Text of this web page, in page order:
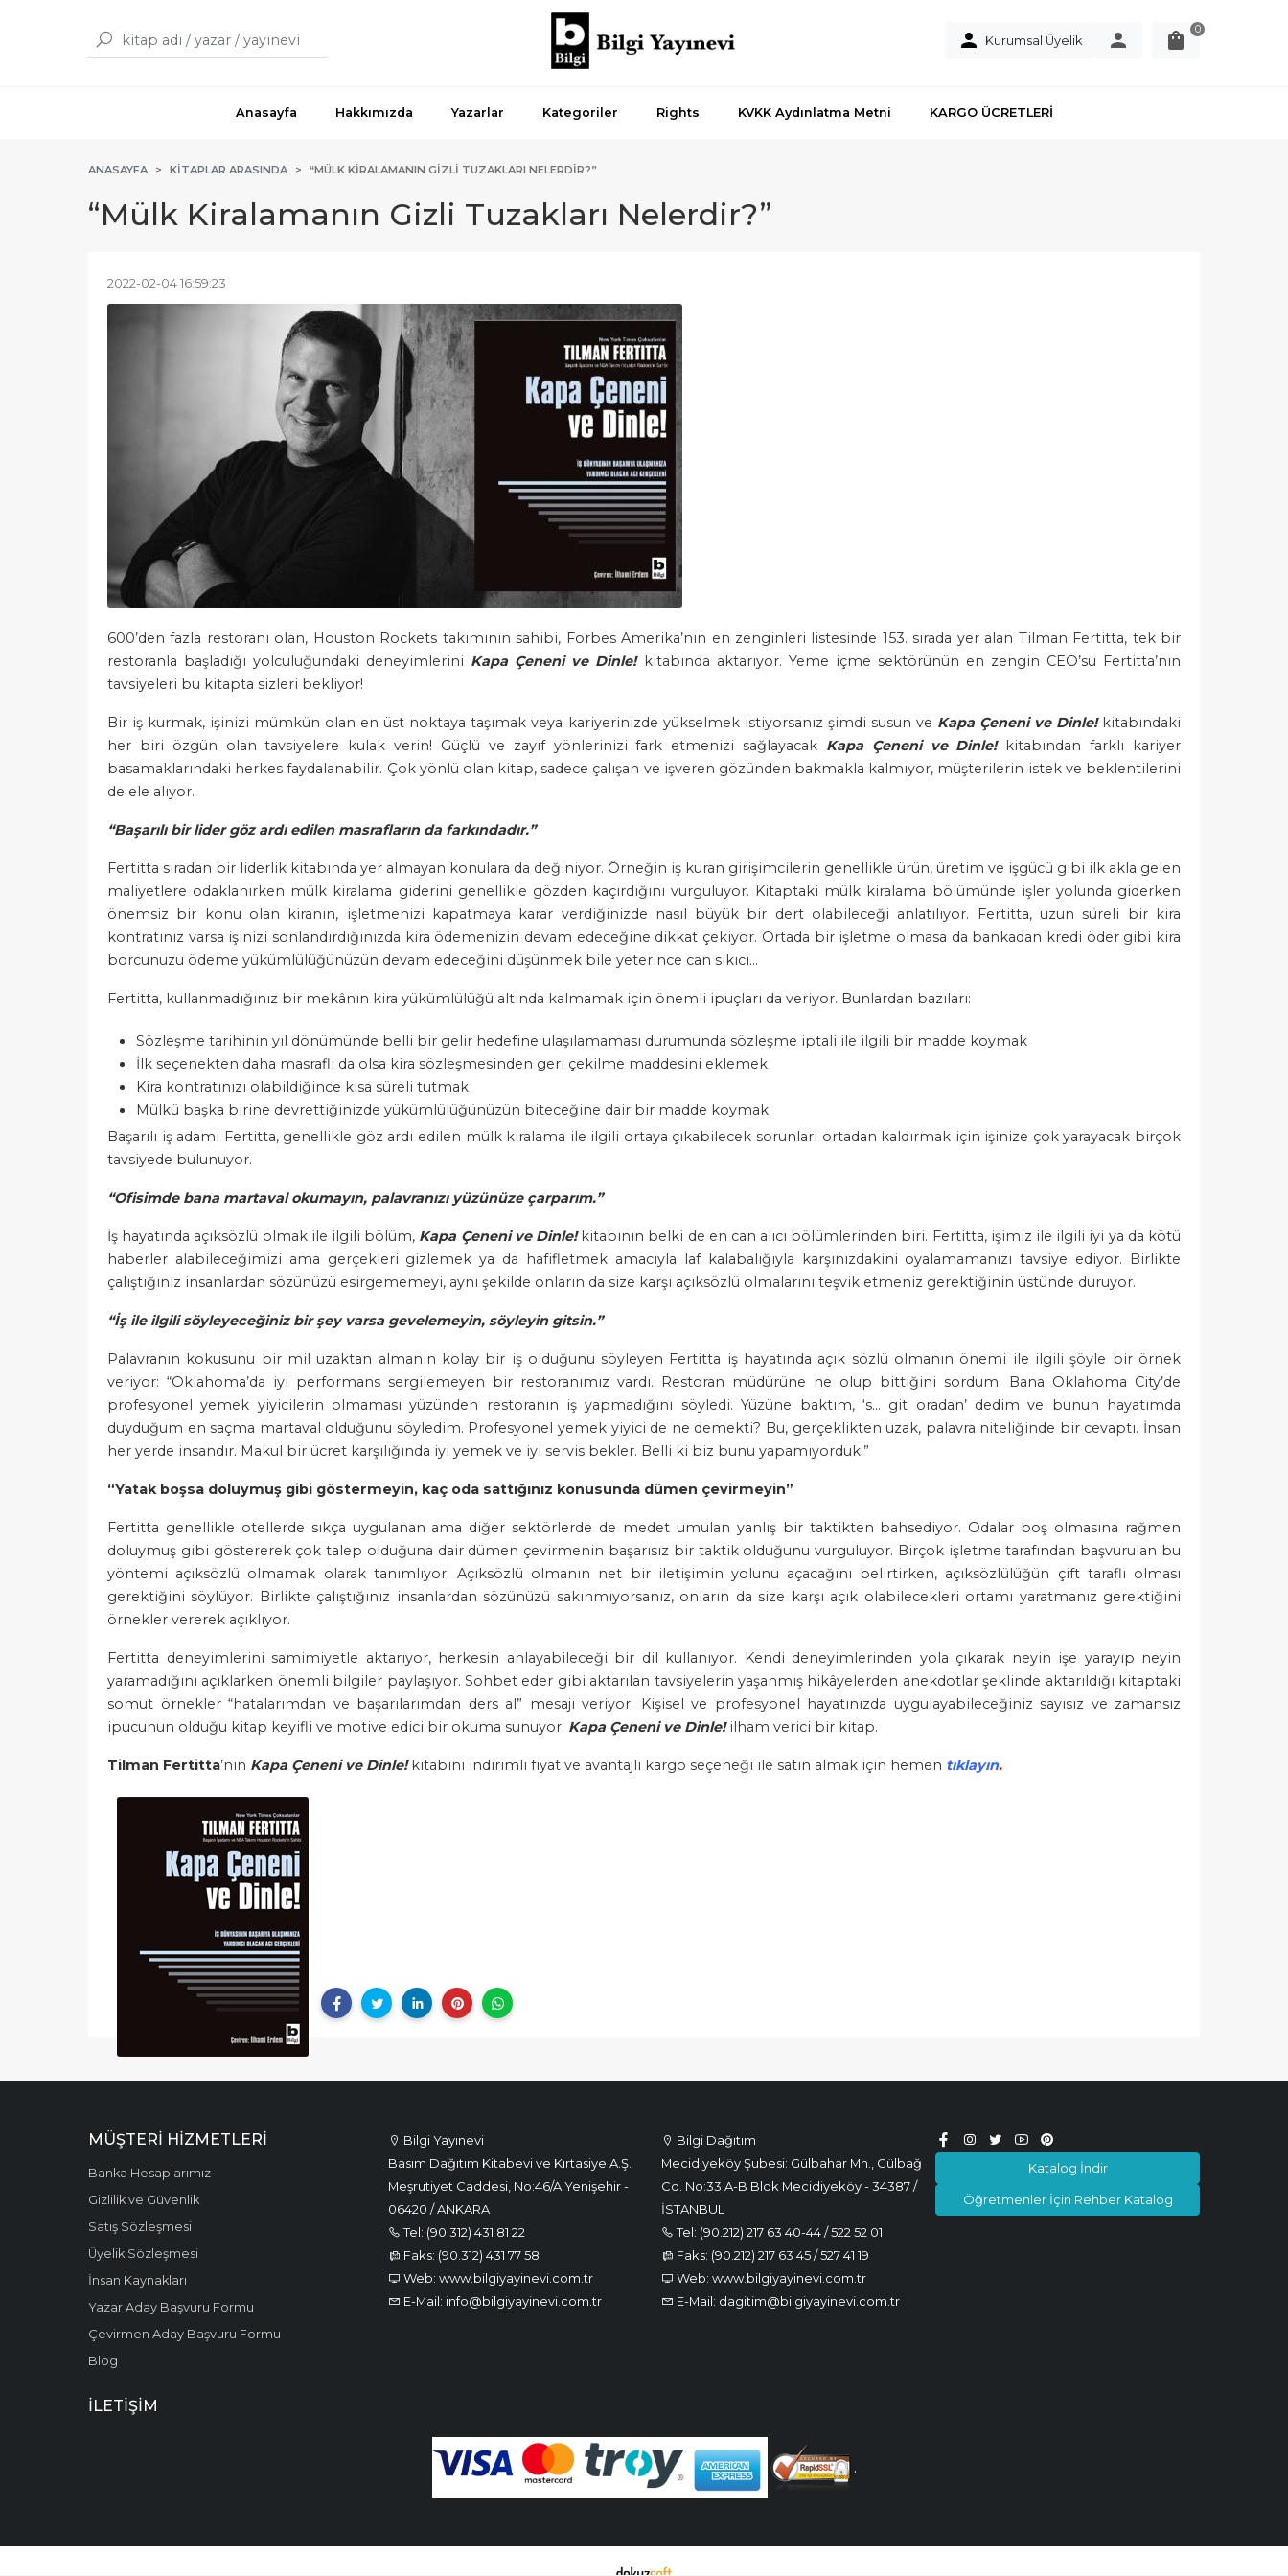
Kurumsal Üyelik
0
Anasayfa Hakkımızda Yazarlar Kategoriler Rights KVKK Aydınlatma Metni KARGO ÜCRETLERİ
ANASAYFA KITAPLAR ARASINDA “MÜLK KIRALAMANIN GIZLI TUZAKLARI NELERDIR?”
“Mülk Kiralamanın Gizli Tuzakları Nelerdir?”
2022-02-04 16:59:23
600’den fazla restoranı olan, Houston Rockets takımının sahibi, Forbes Amerika’nın en zenginleri listesinde 153. sırada yer alan Tilman Fertitta, tek bir
restoranla başladığı yolculuğundaki deneyimlerini Kapa Çeneni ve Dinle!kitabında aktarıyor. Yeme içme sektörünün en zengin CEO’su Fertitta’nın
tavsiyeleri bu kitapta sizleri bekliyor!
Bir iş kurmak, işinizi mümkün olan en üst noktaya taşımak veya kariyerinizde yükselmek istiyorsanız şimdi susun ve Kapa Çeneni ve Dinle!kitabındaki
her biri özgün olan tavsiyelere kulak verin! Güçlü ve zayıf yönlerinizi fark etmenizi sağlayacak Kapa Çeneni ve Dinle!kitabından farklı kariyer
basamaklarındaki herkes faydalanabilir. Çok yönlü olan kitap, sadece çalışan ve işveren gözünden bakmakla kalmıyor, müşterilerin istek ve beklentilerini
de ele alıyor.
“Başarılı bir lider göz ardı edilen masrafların da farkındadır.”
Fertitta sıradan bir liderlik kitabında yer almayan konulara da değiniyor. Örneğin iş kuran girişimcilerin genellikle ürün, üretim ve işgücü gibi ilk akla gelen
maliyetlere odaklanırken mülk kiralama giderini genellikle gözden kaçırdığını vurguluyor. Kitaptaki mülk kiralama bölümünde işler yolunda giderken
önemsiz bir konu olan kiranın, işletmenizi kapatmaya karar verdiğinizde nasıl büyük bir dert olabileceği anlatılıyor. Fertitta, uzun süreli bir kira
kontratınız varsa işinizi sonlandırdığınızda kira ödemenizin devam edeceğine dikkat çekiyor. Ortada bir işletme olmasa da bankadan kredi öder gibi kira
borcunuzu ödeme yükümlülüğünüzün devam edeceğini düşünmek bile yeterince can sıkıcı...
Fertitta, kullanmadığınız bir mekânın kira yükümlülüğü altında kalmamak için önemli ipuçları da veriyor. Bunlardan bazıları:
Sözleşme tarihinin yıl dönümünde belli bir gelir hedefine ulaşılamaması durumunda sözleşme iptali ile ilgili bir madde koymak
İlk seçenekten daha masraflı da olsa kira sözleşmesinden geri çekilme maddesini eklemek
Kira kontratınızı olabildiğince kısa süreli tutmak
Mülkü başka birine devrettiğinizde yükümlülüğünüzün biteceğine dair bir madde koymak
Başarılı iş adamı Fertitta, genellikle göz ardı edilen mülk kiralama ile ilgili ortaya çıkabilecek sorunları ortadan kaldırmak için işinize çok yarayacak birçok
tavsiyede bulunuyor.
“Ofisimde bana martaval okumayın, palavranızı yüzünüze çarparım.”
İş hayatında açıksözlü olmak ile ilgili bölüm, Kapa Çeneni ve Dinle!kitabının belki de en can alıcı bölümlerinden biri. Fertitta, işimiz ile ilgili iyi ya da kötü
haberler alabileceğimizi ama gerçekleri gizlemek ya da hafifletmek amacıyla laf kalabalığıyla karşınızdakini oyalamamanızı tavsiye ediyor. Birlikte
çalıştığınız insanlardan sözünüzü esirgememeyi, aynı şekilde onların da size karşı açıksözlü olmalarını teşvik etmeniz gerektiğinin üstünde duruyor.
“İş ile ilgili söyleyeceğiniz bir şey varsa gevelemeyin, söyleyin gitsin.”
Palavranın kokusunu bir mil uzaktan almanın kolay bir iş olduğunu söyleyen Fertitta iş hayatında açık sözlü olmanın önemi ile ilgili şöyle bir örnek
veriyor: “Oklahoma’da iyi performans sergilemeyen bir restoranımız vardı. Restoran müdürüne ne olup bittiğini sordum. Bana Oklahoma City’de
profesyonel yemek yiyicilerin olmaması yüzünden restoranın iş yapmadığını söyledi. Yüzüne baktım, ‘s… git oradan’ dedim ve bunun hayatımda
duyduğum en saçma martaval olduğunu söyledim. Profesyonel yemek yiyici de ne demekti? Bu, gerçeklikten uzak, palavra niteliğinde bir cevaptı. İnsan
her yerde insandır. Makul bir ücret karşılığında iyi yemek ve iyi servis bekler. Belli ki biz bunu yapamıyorduk.”
“Yatak boşsa doluymuş gibi göstermeyin, kaç oda sattığınız konusunda dümen çevirmeyin”
Fertitta genellikle otellerde sıkça uygulanan ama diğer sektörlerde de medet umulan yanlış bir taktikten bahsediyor. Odalar boş olmasına rağmen
doluymuş gibi göstererek çok talep olduğuna dair dümen çevirmenin başarısız bir taktik olduğunu vurguluyor. Birçok işletme tarafından başvurulan bu
yöntemi açıksözlü olmamak olarak tanımlıyor. Açıksözlü olmanın net bir iletişimin yolunu açacağını belirtirken, açıksözlülüğün çift taraflı olması
gerektiğini söylüyor. Birlikte çalıştığınız insanlardan sözünüzü sakınmıyorsanız, onların da size karşı açık olabilecekleri ortamı yaratmanız gerektiğini
örnekler vererek açıklıyor.
Fertitta deneyimlerini samimiyetle aktarıyor, herkesin anlayabileceği bir dil kullanıyor. Kendi deneyimlerinden yola çıkarak neyin işe yarayıp neyin
yaramadığını açıklarken önemli bilgiler paylaşıyor. Sohbet eder gibi aktarılan tavsiyelerin yaşanmış hikâyelerden anekdotlar şeklinde aktarıldığı kitaptaki
somut örnekler “hatalarımdan ve başarılarımdan ders al” mesajı veriyor. Kişisel ve profesyonel hayatınızda uygulayabileceğiniz sayısız ve zamansız
ipucunun olduğu kitap keyifli ve motive edici bir okuma sunuyor. Kapa Çeneni ve Dinle!ilham verici bir kitap.
Tilman Fertitta’nın Kapa Çeneni ve Dinle!kitabını indirimli fiyat ve avantajlı kargo seçeneği ile satın almak için hemen tıklayın.
Bilgi Yayınevi
Basım Dağıtım Kitabevi ve Kırtasiye A.Ş.
Meşrutiyet Caddesi, No:46/A Yenişehir -
06420 / ANKARA
Tel: (90.312) 431 81 22
Faks: (90.312) 431 77 58
Web: www.bilgiyayinevi.com.tr
E-Mail: info@bilgiyayinevi.com.tr
Bilgi Dağıtım
Mecidiyeköy Şubesi: Gülbahar Mh., Gülbağ
Cd. No:33 A-B Blok Mecidiyeköy - 34387 /
İSTANBUL
Tel: (90.212) 217 63 40-44 / 522 52 01
Faks: (90.212) 217 63 45 / 527 41 19
Web: www.bilgiyayinevi.com.tr
E-Mail: dagitim@bilgiyayinevi.com.tr
Katalog İndir
Öğretmenler İçin Rehber Katalog
MÜŞTERI HIZMETLERI
Banka Hesaplarımız
Gizlilik ve Güvenlik
Satış Sözleşmesi
Üyelik Sözleşmesi
İnsan Kaynakları
Yazar Aday Başvuru Formu
Çevirmen Aday Başvuru Formu
Blog
İLETIŞIM
.